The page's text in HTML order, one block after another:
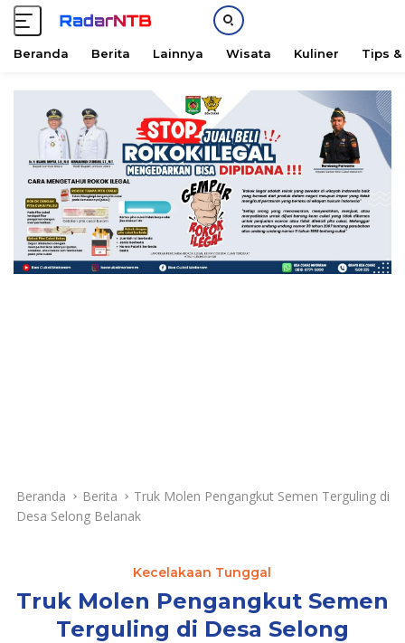
Beranda Berita Lainnya Wisata Kuliner Tips &
Beranda Berita
Truk Molen Pengangkut Semen Terguling di
Desa Selong Belanak
Kecelakaan Tunggal
Truk Molen Pengangkut Semen
Terguling di Desa Selong